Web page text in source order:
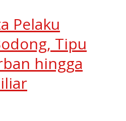
Pelaku
Tipu
hingga